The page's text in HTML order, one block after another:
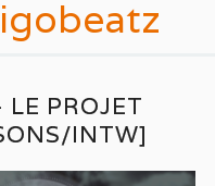
PROJET
INTW]